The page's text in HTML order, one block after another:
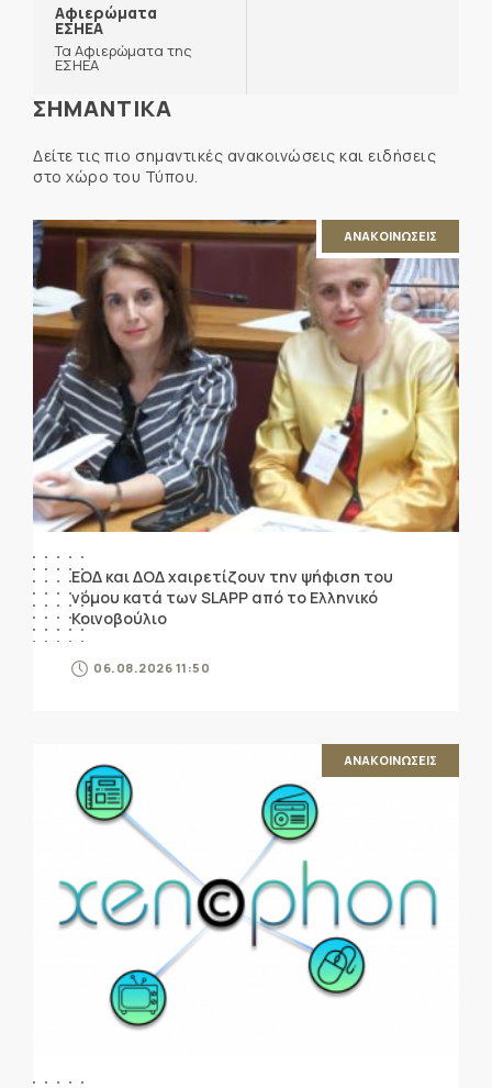
Αφιερώματα
ΕΣΗΕΑ
Τα Αφιερώματα της
ΕΣΗΕΑ
ΣΗΜΑΝΤΙΚΑ
Δείτε τις πιο σημαντικές ανακοινώσεις και ειδήσεις
στο χώρο του Τύπου.
ΑΝΑΚΟΙΝΩΣΕΙΣ
ΕΟΔ και ΔΟΔ χαιρετίζουν την ψήφιση του
νόμου κατά των SLAPP από το Ελληνικό
Κοινοβούλιο
06.08.2026 11:50
ΑΝΑΚΟΙΝΩΣΕΙΣ